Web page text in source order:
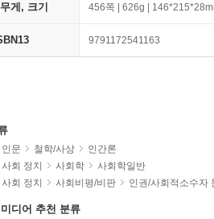
게, 크기 456쪽 | 626g |
9791172541163
인문 철학/사상
인간론
사회 정치 사회학
사회학일반
사회 정치 사회비평/비판 인권/사회적소수자
디어 추천 분류